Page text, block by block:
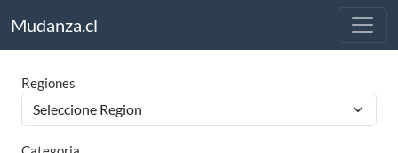
Mudanza.cl
Regiones